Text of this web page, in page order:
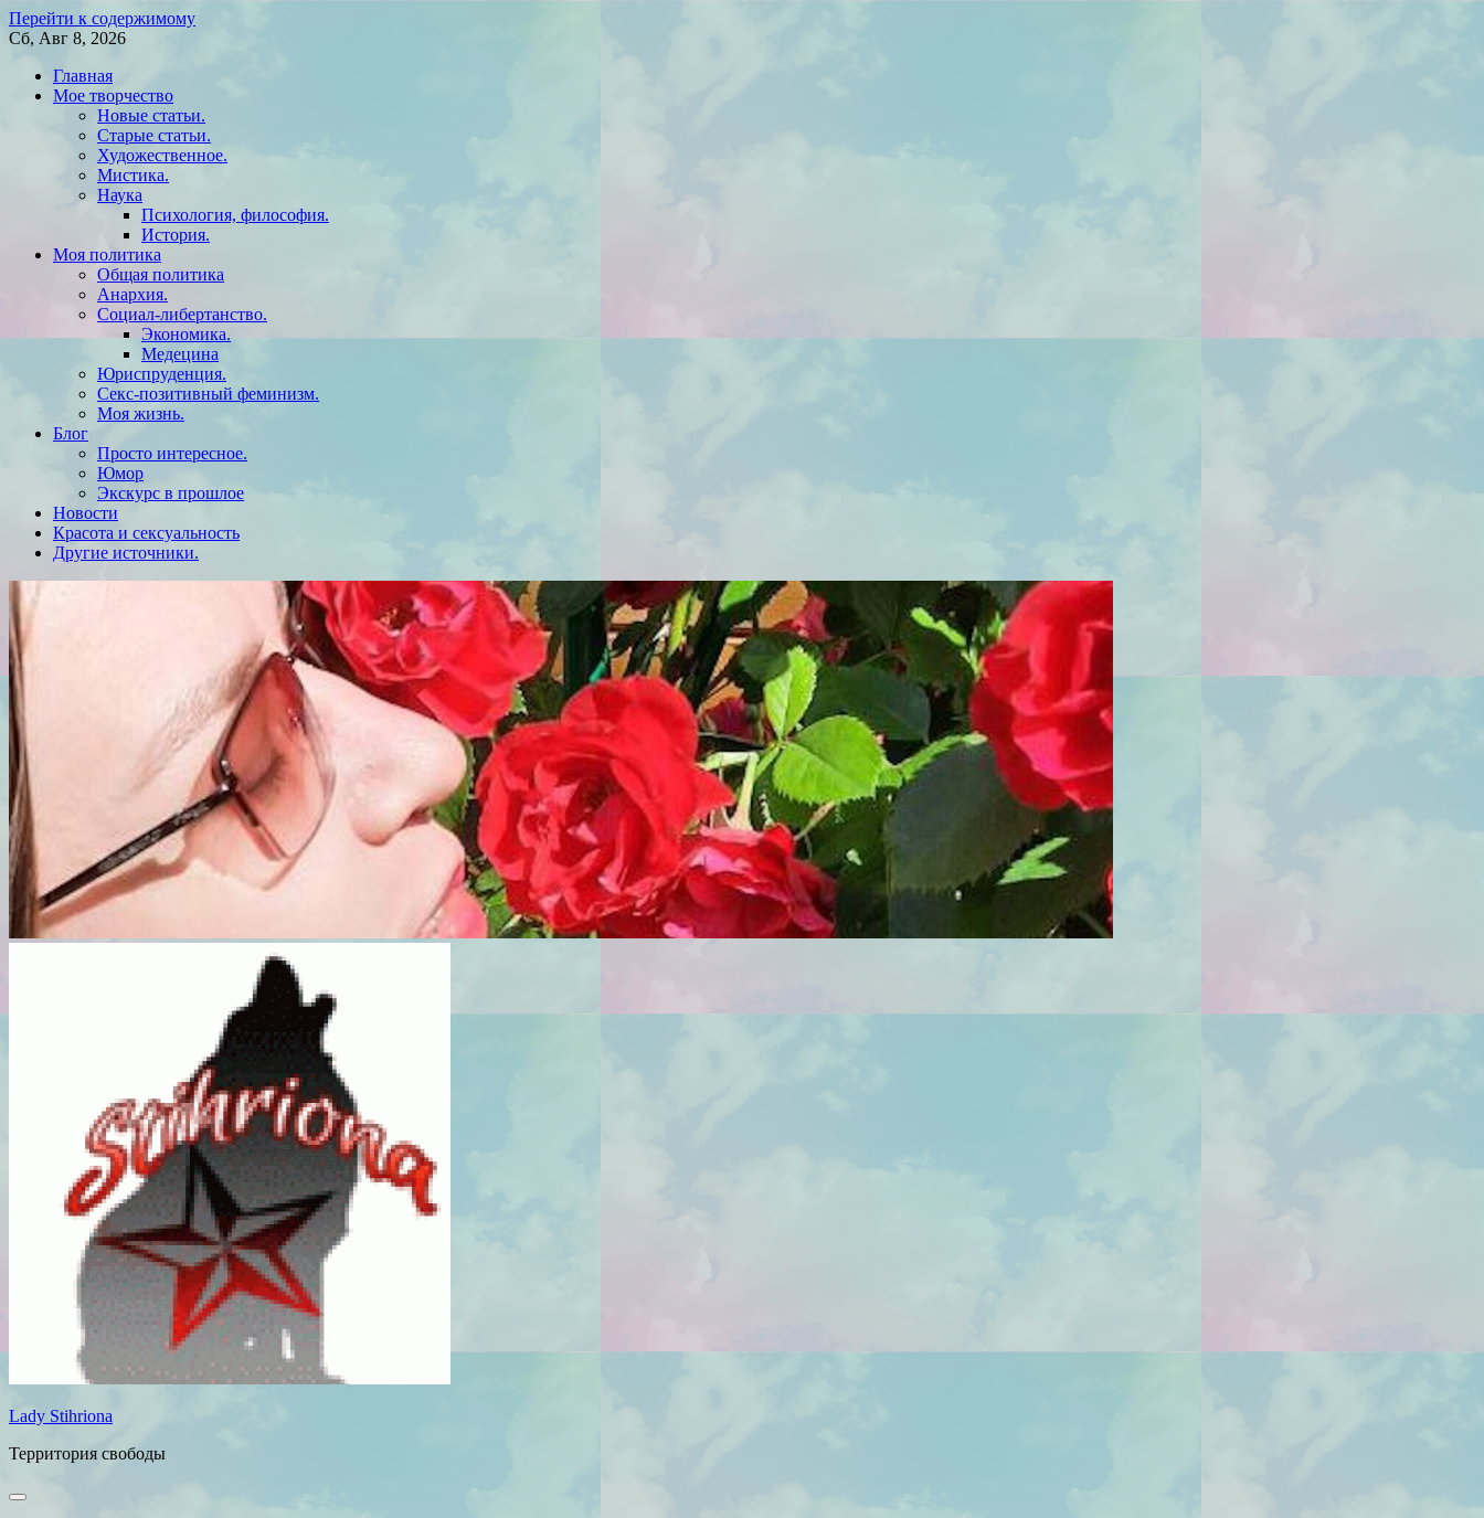
Перейти к содержимому
Сб, Авг 8, 2026
Главная
Мое творчество
Новые статьи.
Старые статьи.
Художественное.
Мистика.
Наука
Психология, философия.
История.
Моя политика
Общая политика
Анархия.
Социал-либертанство.
Экономика.
Медецина
Юриспруденция.
Секс-позитивный феминизм.
Моя жизнь.
Блог
Просто интересное.
Юмор
Экскурс в прошлое
Новости
Красота и сексуальность
Другие источники.
Lady Stihriona
Территория свободы